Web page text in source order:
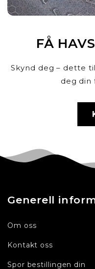
FÅ
Skynd deg – dette
deg din
Generell
Om oss
Kontakt oss
Spor bestillingen din